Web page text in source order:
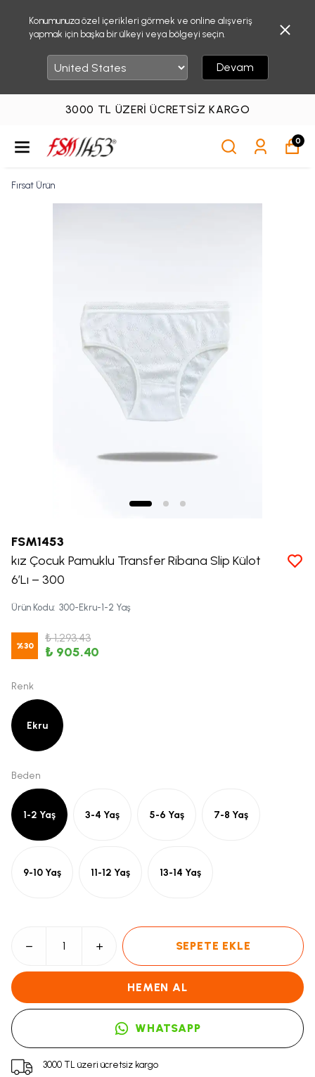
Konumunuza özel içerikleri görmek ve online alışveriş
yapmak için başka bir ülkeyi veya bölgeyi seçin.
Devam
3000 TL ÜZERI ÜCRETSIZ KARGO
0
Fırsat Ürün
FSM1453
kız Çocuk Pamuklu Transfer Ribana Slip Külot
6’Lı – 300
Ürün Kodu: 300-Ekru-1-2 Yaş
%30
₺ 1,293.43
₺ 905.40
Renk
Ekru
Beden
1-2 Yaş 3-4 Yaş 5-6 Yaş 7-8 Yaş
9-10 Yaş 11-12 Yaş 13-14 Yaş
SEPETE EKLE
HEMEN AL
WHATSAPP
3000 TL üzeri ücretsiz kargo